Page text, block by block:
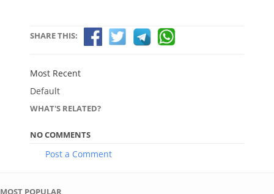
SHARE THIS:
Most Recent
Default
WHAT'S RELATED?
NO COMMENTS
Post a Comment